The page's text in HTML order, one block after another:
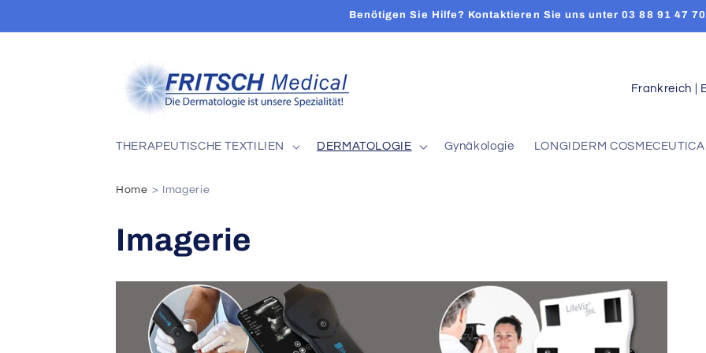
Inhalt
Benötigen Sie Hilfe? Kontaktieren Sie uns unter 03 88 91 47
THERAPEUTISCHE TEXTILIEN DERMATOLOGIE Gynäkologie LONGIDERM
i
o
n
Home Imagerie
K
a
Imagerie